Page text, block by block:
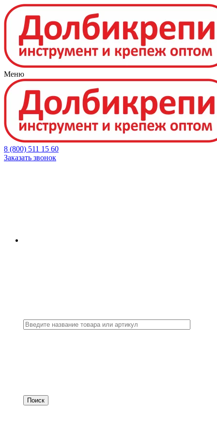
Меню
8 (800) 511 15 60
Заказать звонок